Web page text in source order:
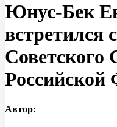
Юнус-Бек
встретился
Советского
Российской
Автор: